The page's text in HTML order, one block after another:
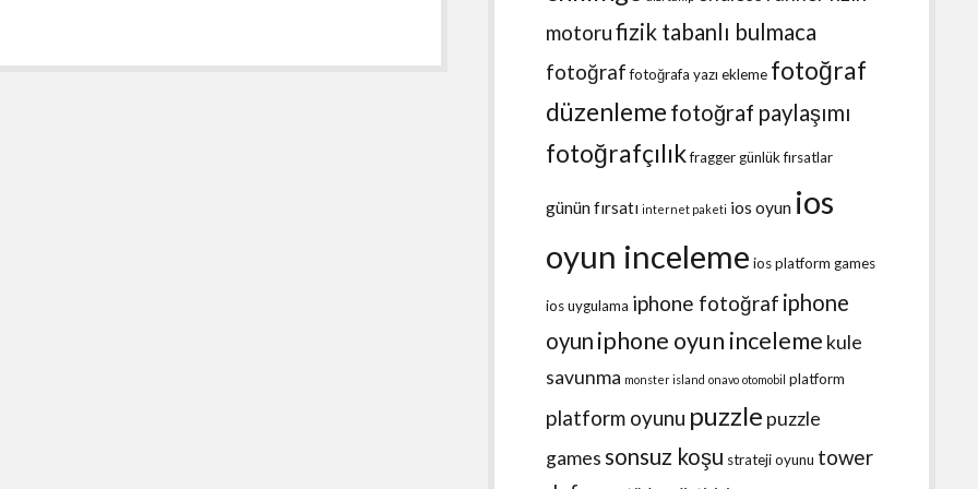
motorufizik tabanlı bulmaca
fotoğraf fotoğrafa yazı ekleme fotoğraf
düzenleme fotoğraf paylaşımı
fotoğrafçılıkfraggergünlük fırsatlar
günün fırsatı internet paketi ios oyun ios
oyun inceleme ios platform games
ios uygulama iphone fotoğraf iphone
oyun iphone oyun inceleme kule
savunma monster island onavo otomobil platform
platform oyunu puzzle puzzle
games sonsuz koşu strateji oyunu tower